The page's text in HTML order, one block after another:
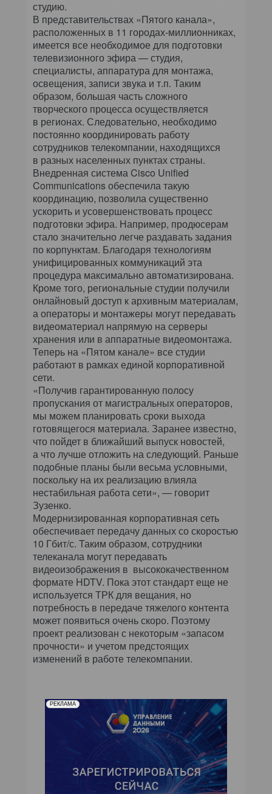
студию.
В представительствах «Пятого канала»,
расположенных в 11 городах-миллионниках,
имеется все необходимое для подготовки
телевизионного эфира — студия,
специалисты, аппаратура для монтажа,
освещения, записи звука и т.п. Таким
образом, большая часть сложного
творческого процесса осуществляется
в регионах. Следовательно, необходимо
постоянно координировать работу
сотрудников телекомпании, находящихся
в разных населенных пунктах страны.
Внедренная система Cisco Unified
Communications обеспечила такую
координацию, позволила существенно
ускорить и усовершенствовать процесс
подготовки эфира. Например, продюсерам
стало значительно легче раздавать задания
по корпунктам. Благодаря технологиям
унифицированных коммуникаций эта
процедура максимально автоматизирована.
Кроме того, региональные студии получили
онлайновый доступ к архивным материалам,
а операторы и монтажеры могут передавать
видеоматериал напрямую на серверы
хранения или в аппаратные видеомонтажа.
Теперь на «Пятом канале» все студии
работают в рамках единой корпоративной
сети.
«Получив гарантированную полосу
пропускания от магистральных операторов,
мы можем планировать сроки выхода
готовящегося материала. Заранее известно,
что пойдет в ближайший выпуск новостей,
а что лучше отложить на следующий. Раньше
подобные планы были весьма условными,
поскольку на их реализацию влияла
нестабильная работа сети», — говорит
Зузенко.
Модернизированная корпоративная сеть
обеспечивает передачу данных со скоростью
10 Гбит/с. Таким образом, сотрудники
телеканала могут передавать
видеоизображения в высококачественном
формате HDTV. Пока этот стандарт еще не
используется ТРК для вещания, но
потребность в передаче тяжелого контента
может появиться очень скоро. Поэтому
проект реализован с некоторым «запасом
прочности» и учетом предстоящих
изменений в работе телекомпании.
РЕКЛАМА